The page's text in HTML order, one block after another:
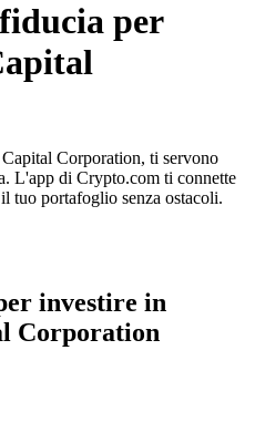
per
Corporation, ti servono
L'app di Crypto.com ti connette
tuo portafoglio senza ostacoli.
investire in
Corporation